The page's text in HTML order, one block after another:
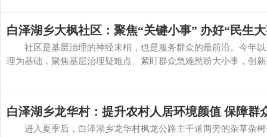
白泽湖乡大枫社区：聚焦“关键小事” 办好“民生
社区是基层治理的神经末梢，也是服务群众的最前沿。今年以
理为基础，聚焦基层治理疑难点、紧盯群众急难愁盼大小事，创
白泽湖乡龙华村：提升农村人居环境颜值 保障群
进入夏季后，白泽湖乡龙华村枫龙公路主干道两旁的杂草杂树